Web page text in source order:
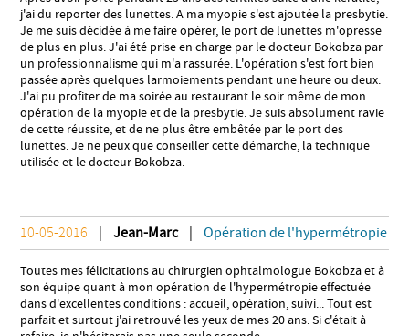
j'ai du reporter des lunettes. A ma myopie s'est ajoutée la presbytie.
Je me suis décidée à me faire opérer, le port de lunettes m'opresse
de plus en plus. J'ai été prise en charge par le docteur Bokobza par
un professionnalisme qui m'a rassurée. L'opération s'est fort bien
passée après quelques larmoiements pendant une heure ou deux.
J'ai pu profiter de ma soirée au restaurant le soir même de mon
opération de la myopie et de la presbytie. Je suis absolument ravie
de cette réussite, et de ne plus être embêtée par le port des
lunettes. Je ne peux que conseiller cette démarche, la technique
utilisée et le docteur Bokobza.
10-05-2016 |Jean-Marc |Opération de l'hypermétropie
Toutes mes félicitations au chirurgien ophtalmologue Bokobza et à
son équipe quant à mon opération de l'hypermétropie effectuée
dans d'excellentes conditions : accueil, opération, suivi... Tout est
parfait et surtout j'ai retrouvé les yeux de mes 20 ans. Si c'était à